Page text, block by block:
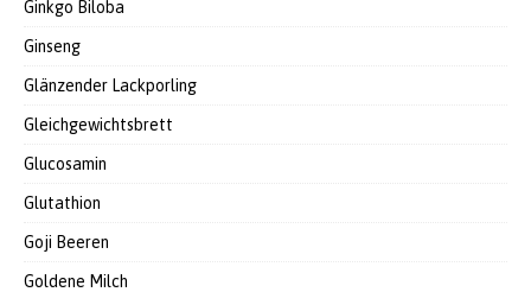
Ginkgo Biloba
Ginseng
Glänzender Lackporling
Gleichgewichtsbrett
Glucosamin
Glutathion
Goji Beeren
Goldene Milch